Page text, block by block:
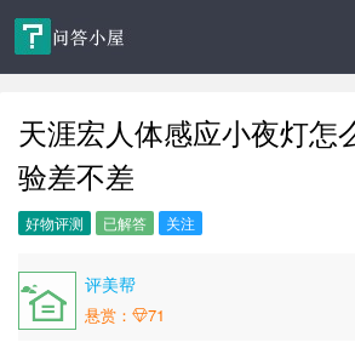
天涯宏人体感应小夜灯怎
验差不差
好物评测 已解答 关注
评美帮
悬赏： 71